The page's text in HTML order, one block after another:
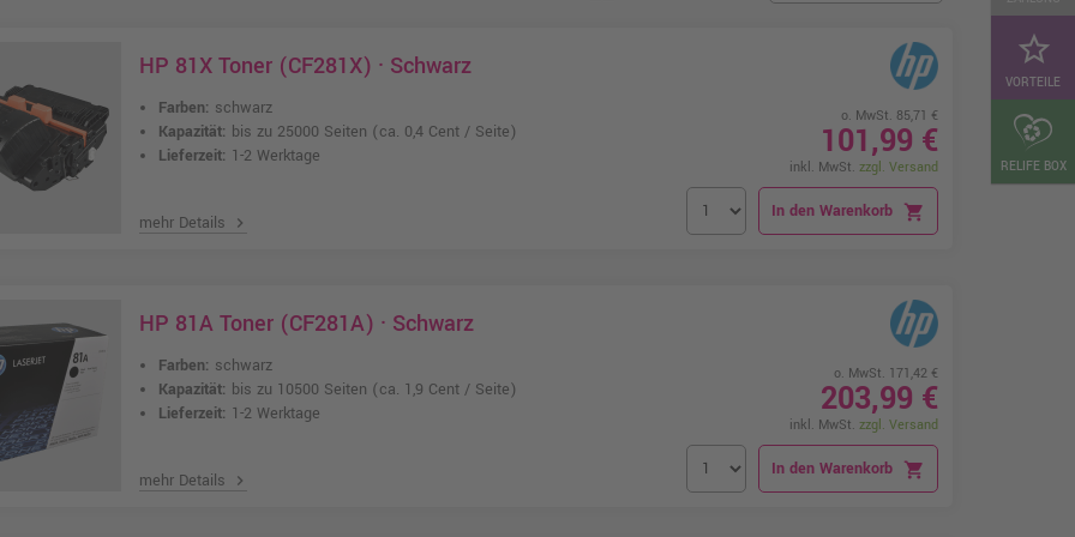
star_border
VORTEILE
RELIFE BOX
HP 81X Toner (CF281X) · Schwarz
Farben: schwarz
Kapazität: bis zu 25000 Seiten (ca. 0,4 Cent / Seite)
Lieferzeit: 1-2 Werktage
mehr Details chevron_right
o. MwSt. 85,71 €
101,99 €
inkl. MwSt. zzgl. Versand
In den Warenkorb shopping_cart
HP 81A Toner (CF281A) · Schwarz
Farben: schwarz
Kapazität: bis zu 10500 Seiten (ca. 1,9 Cent / Seite)
Lieferzeit: 1-2 Werktage
mehr Details chevron_right
o. MwSt. 171,42 €
203,99 €
inkl. MwSt. zzgl. Versand
In den Warenkorb shopping_cart